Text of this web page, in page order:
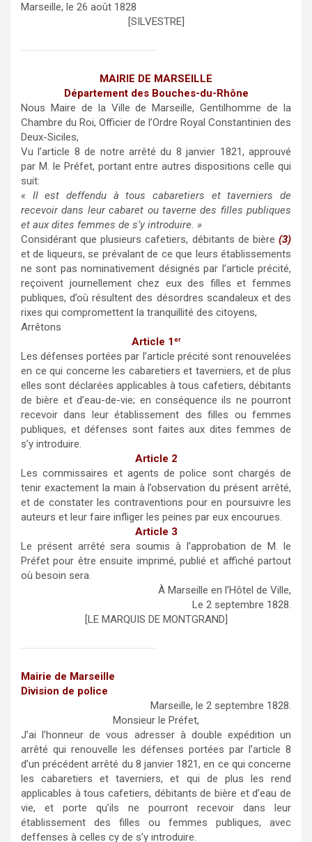
Marseille, le 26 août 1828
[SILVESTRE]
MAIRIE DE MARSEILLE
Département des Bouches-du-Rhône
Nous Maire de la Ville de Marseille, Gentilhomme de la
Chambre du Roi, Officier de l’Ordre Royal Constantinien des
Deux-Siciles,
Vu l’article 8 de notre arrêté du 8 janvier 1821, approuvé
par M. le Préfet, portant entre autres dispositions celle qui
suit:
« Il est deffendu à tous cabaretiers et taverniers de
recevoir dans leur cabaret ou taverne des filles publiques
et aux dites femmes de s’y introduire. »
Considérant que plusieurs cafetiers, débitants de bière (3)
et de liqueurs, se prévalant de ce que leurs établissements
ne sont pas nominativement désignés par l’article précité,
reçoivent journellement chez eux des filles et femmes
publiques, d’où résultent des désordres scandaleux et des
rixes qui compromettent la tranquillité des citoyens,
Arrêtons
Article 1er
Les défenses portées par l’article précité sont renouvelées
en ce qui concerne les cabaretiers et taverniers, et de plus
elles sont déclarées applicables à tous cafetiers, débitants
de bière et d’eau-de-vie; en conséquence ils ne pourront
recevoir dans leur établissement des filles ou femmes
publiques, et défenses sont faites aux dites femmes de
s’y introduire.
Article 2
Les commissaires et agents de police sont chargés de
tenir exactement la main à l’observation du présent arrêté,
et de constater les contraventions pour en poursuivre les
auteurs et leur faire infliger les peines par eux encourues.
Article 3
Le présent arrêté sera soumis à l’approbation de M. le
Préfet pour être ensuite imprimé, publié et affiché partout
où besoin sera.
À Marseille en l’Hôtel de Ville,
Le 2 septembre 1828.
[LE MARQUIS DE MONTGRAND]
Mairie de Marseille
Division de police
Marseille, le 2 septembre 1828.
Monsieur le Préfet,
J’ai l’honneur de vous adresser à double expédition un
arrêté qui renouvelle les défenses portées par l’article 8
d’un précédent arrêté du 8 janvier 1821, en ce qui concerne
les cabaretiers et taverniers, et qui de plus les rend
applicables à tous cafetiers, débitants de bière et d’eau de
vie, et porte qu’ils ne pourront recevoir dans leur
établissement des filles ou femmes publiques, avec
deffenses à celles cy de s’y introduire.